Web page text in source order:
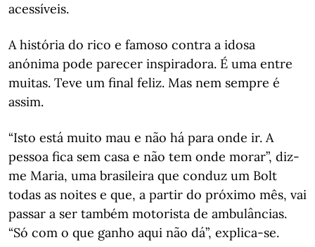
acessíveis.
A história do rico e famoso contra a idosa
anónima pode parecer inspiradora. É uma entre
muitas. Teve um final feliz. Mas nem sempre é
assim.
“Isto está muito mau e não há para onde ir. A
pessoa fica sem casa e não tem onde morar”, diz-
me Maria, uma brasileira que conduz um Bolt
todas as noites e que, a partir do próximo mês, vai
passar a ser também motorista de ambulâncias.
“Só com o que ganho aqui não dá”, explica-se.